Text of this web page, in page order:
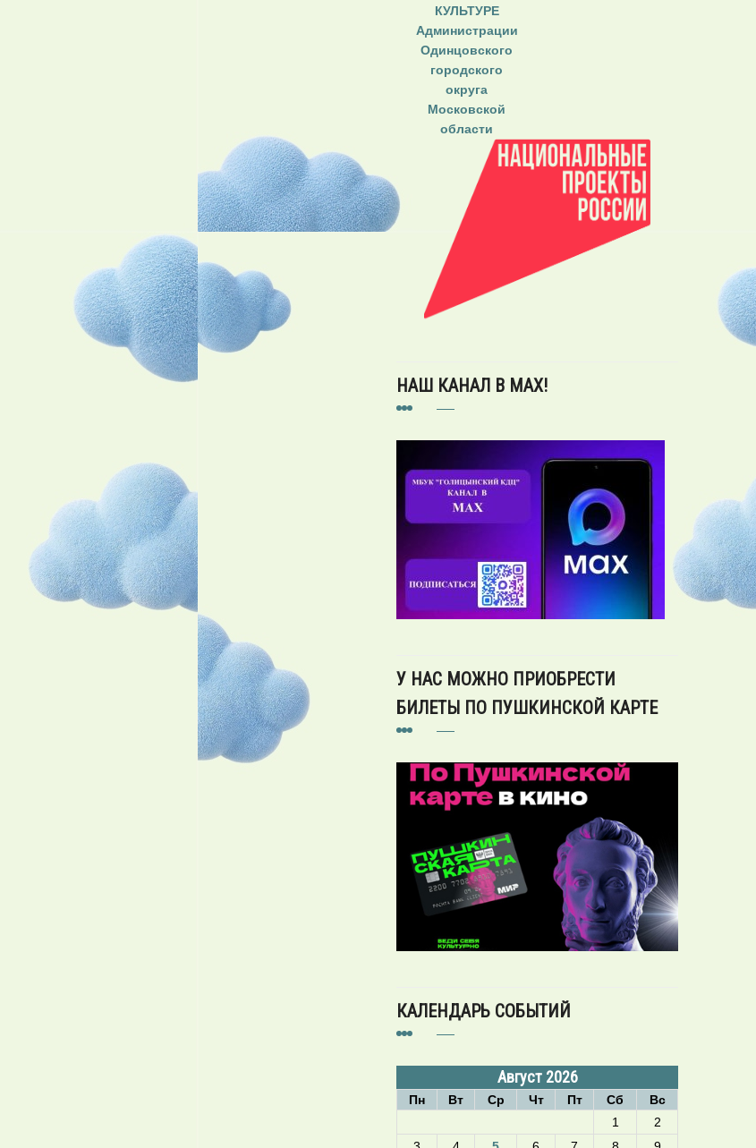
КУЛЬТУРЕ
Администрации
Одинцовского
городского
округа
Московской
области
НАШ КАНАЛ В MAX!
У НАС МОЖНО ПРИОБРЕСТИ
БИЛЕТЫ ПО ПУШКИНСКОЙ КАРТЕ
КАЛЕНДАРЬ СОБЫТИЙ
Август 2026
Пн Вт Ср Чт Пт Сб
Вс
1
2